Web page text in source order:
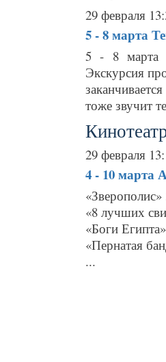
29 февраля
5 - 8 марта
5 - 8 марта
Экскурсия
тоже звучит
29 февраля
4 - 10 марта
«8 лучших
«Боги
«Пернатая
...